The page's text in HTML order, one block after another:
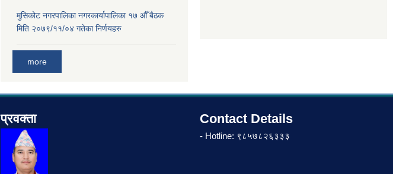
मुसिकोट नगरपालिका नगरकार्यापालिका १७ औँ बैठक
मिति २०७९/११/०४ गतेका निर्णयहरु
more
प्रवक्ता Contact Details
- Hotline: ९८५७८२६३३३